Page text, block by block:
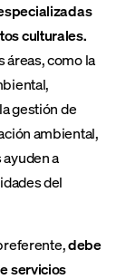
culturales.
áreas, como la
gestión de
ambiental,
a
del
debe
servicios